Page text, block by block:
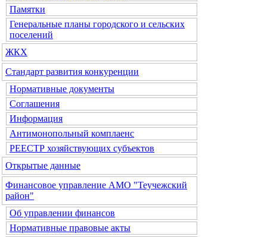
Памятки
Генеральные планы городского и сельских
поселений
ЖКХ
Стандарт развития конкуренции
Нормативные документы
Соглашения
Информация
Антимонопольный комплаенс
РЕЕСТР хозяйствующих субъектов
Открытые данные
Финансовое управление АМО "Теучежский
район"
Об управлении финансов
Нормативные правовые акты